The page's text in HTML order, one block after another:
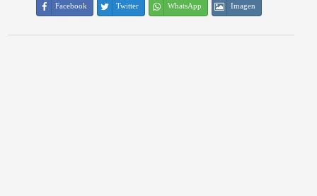
Facebook Twitter WhatsApp Imagen